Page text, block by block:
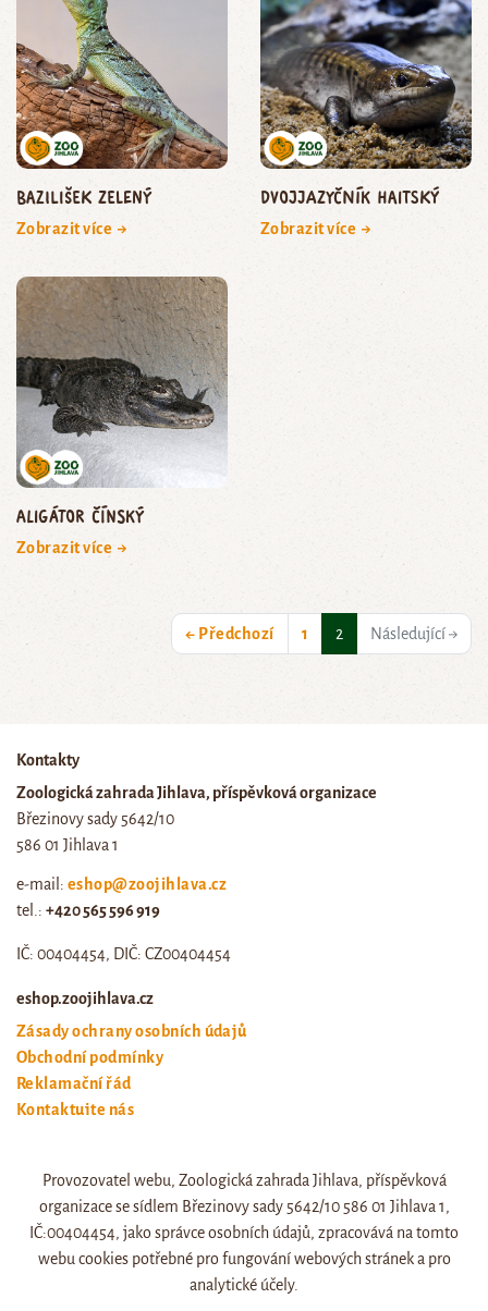
bazilišek zelený
Zobrazit více →
dvojjazyčník haitský
Zobrazit více →
aligátor čínský
Zobrazit více →
← Předchozí 1 2 (current)Následující →
Kontakty
Zoologická zahrada Jihlava, příspěvková organizace
Březinovy sady 5642/10
586 01 Jihlava 1
e-mail: eshop@zoojihlava.cz
tel.: +420 565 596 919
IČ: 00404454, DIČ: CZ00404454
eshop.zoojihlava.cz
Zásady ochrany osobních údajů
Obchodní podmínky
Reklamační řád
Kontaktujte nás
Web zoo jihlava
Otevírací doba a ceník
© eshop.zoojihlava.cz, vytvořil
Provozovatel webu, Zoologická zahrada Jihlava, příspěvková
organizace se sídlem Březinovy sady 5642/10 586 01 Jihlava 1,
IČ:00404454, jako správce osobních údajů, zpracovává na tomto
webu cookies potřebné pro fungování webových stránek a pro
analytické účely.